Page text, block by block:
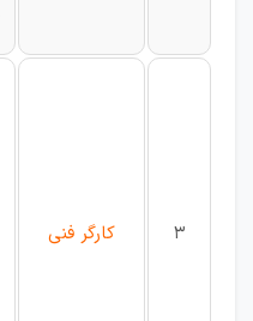
3 کارگر فنی